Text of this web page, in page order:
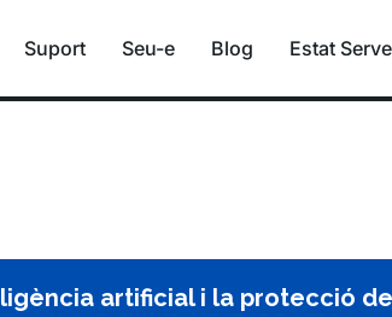
Suport Seu-e Blog Estat
artificial i la protecció